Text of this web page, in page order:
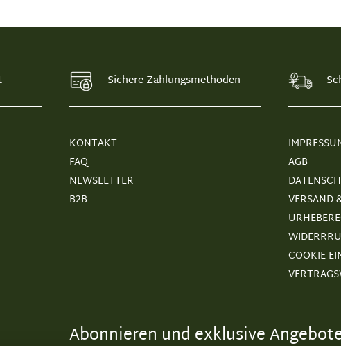
Sichere Zahlungsmethoden
KONTAKT
FAQ
NEWSLETTER
B2B
AGB
VERSAND
COOKIE-
Abonnieren und exklusive